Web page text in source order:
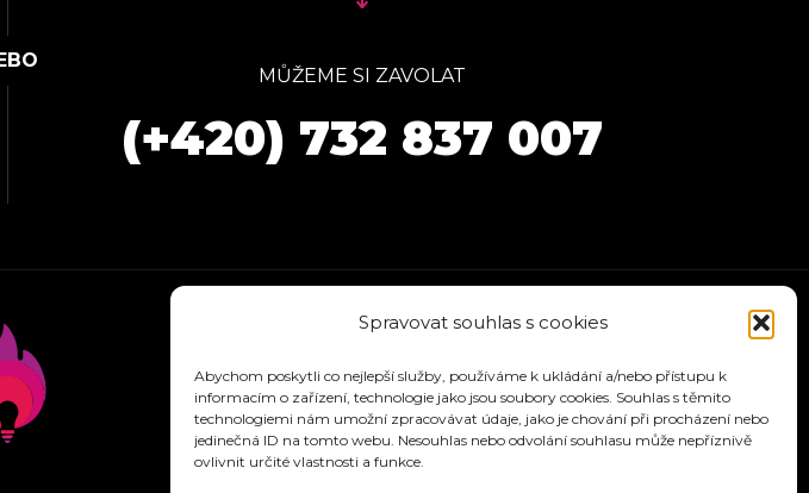
Spravovat souhlas s cookies
Abychom poskytli co nejlepší služby, používáme k ukládání a/nebo přístupu k
informacím o zařízení, technologie jako jsou soubory cookies. Souhlas s těmito
technologiemi nám umožní zpracovávat údaje, jako je chování při procházení nebo
jedinečná ID na tomto webu. Nesouhlas nebo odvolání souhlasu může nepříznivě
ovlivnit určité vlastnosti a funkce.
MŮŽEME SI ZAVOLAT
(+420) 732 837 007